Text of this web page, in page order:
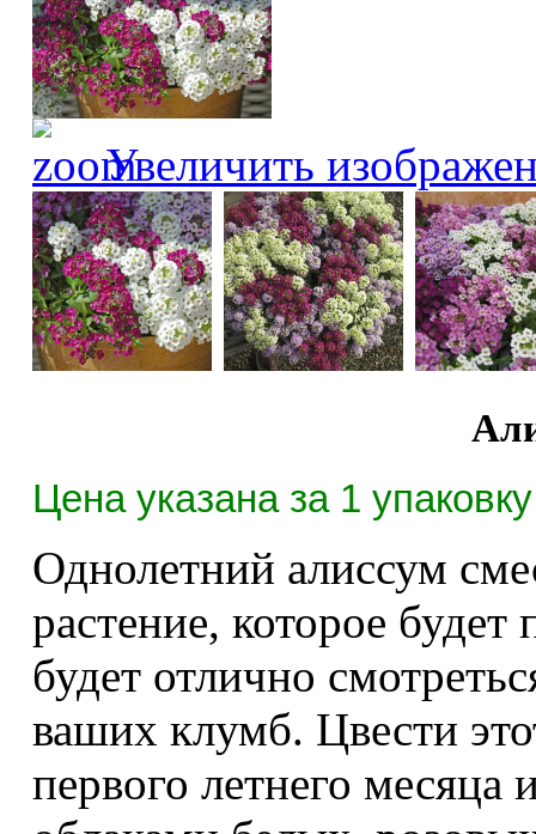
Увеличить
Цена указана за 1
Однолетний алиссум
растение, которое
будет отлично
ваших клумб. Цвести
первого летнего